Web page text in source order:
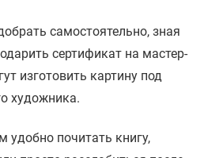
самостоятельно, зная
сертификат на мастер-
изготовить картину под
художника.
удобно почитать книгу,